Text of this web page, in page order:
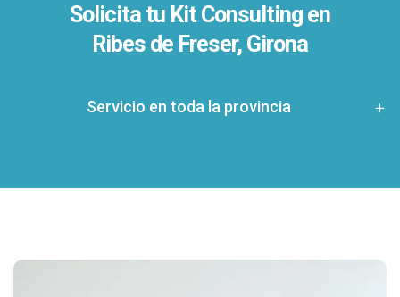
Solicita tu Kit Consulting en
Ribes de Freser, Girona
Servicio en toda la provincia